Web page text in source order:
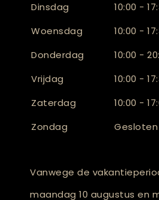
Dinsdag
10:00 -
Woensdag
10:00 -
Donderdag
10:00 -
Vrijdag
10:00 -
Zaterdag
10:00 -
Zondag
Gesloten
Vanwege de
maandag 10 augustus en